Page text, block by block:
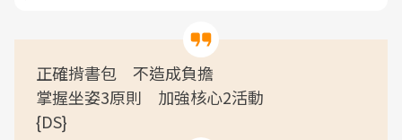
正確揹書包 不造成負擔
掌握坐姿3原則 加強核心2活動
{DS}